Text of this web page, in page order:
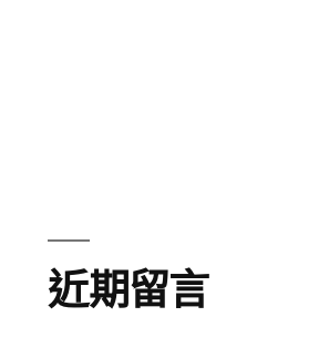
近期留言